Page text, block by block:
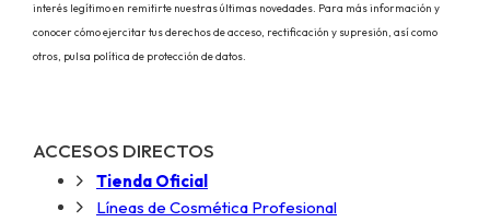
interés legítimo en remitirte nuestras últimas novedades. Para más información y
conocer cómo ejercitar tus derechos de acceso, rectificación y supresión, así como
otros, pulsa política de protección de datos.
ACCESOS DIRECTOS
Tienda Oficial
Líneas de Cosmética Profesional